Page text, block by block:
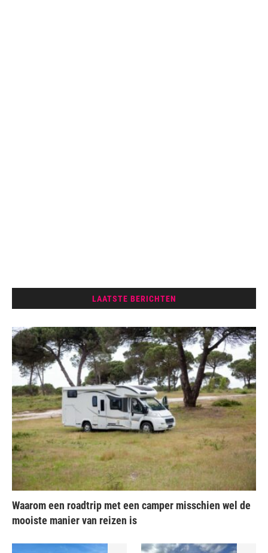
LAATSTE BERICHTEN
Waarom een roadtrip met een camper misschien wel de
mooiste manier van reizen is